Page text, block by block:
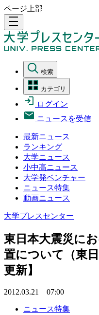
ページ上部
density_medium
検索
カテゴリ
ログイン
ニュースを受信
最新ニュース
ランキング
大学ニュース
小中高ニュース
大学発ベンチャー
ニュース特集
動画ニュース
大学プレスセンター
東日本大震災に
置について（東
更新】
2012.03.21 07:00
ニュース特集